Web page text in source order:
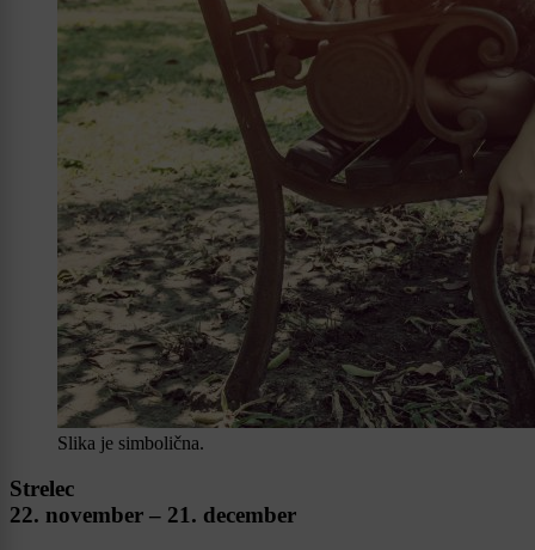
Slika je simbolična.
Strelec
22. november – 21. december